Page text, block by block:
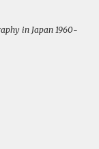
in Japan 1960-